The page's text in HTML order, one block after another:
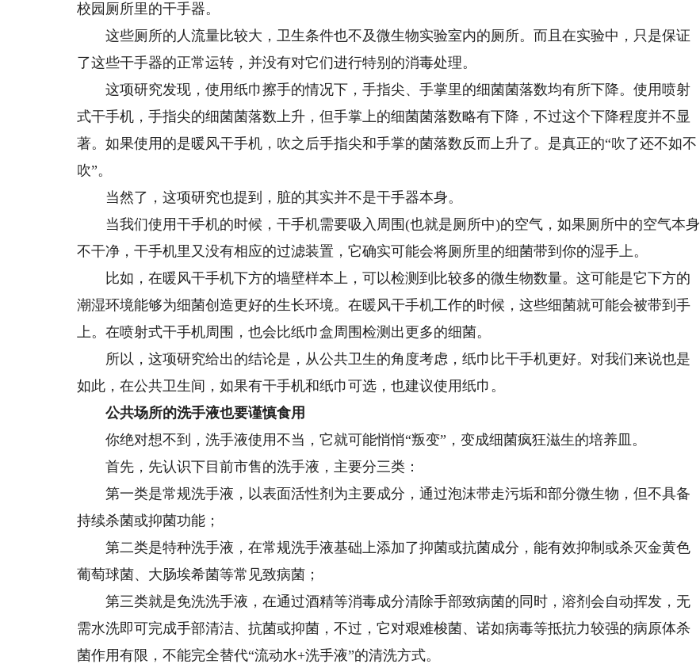
校园厕所里的干手器。
这些厕所的人流量比较大，卫生条件也不及微生物实验室内的厕所。而且在实验中，只是保证
了这些干手器的正常运转，并没有对它们进行特别的消毒处理。
这项研究发现，使用纸巾擦手的情况下，手指尖、手掌里的细菌菌落数均有所下降。使用喷射
式干手机，手指尖的细菌菌落数上升，但手掌上的细菌菌落数略有下降，不过这个下降程度并不显
著。如果使用的是暖风干手机，吹之后手指尖和手掌的菌落数反而上升了。是真正的“吹了还不如不
吹”。
当然了，这项研究也提到，脏的其实并不是干手器本身。
当我们使用干手机的时候，干手机需要吸入周围(也就是厕所中)的空气，如果厕所中的空气本身
不干净，干手机里又没有相应的过滤装置，它确实可能会将厕所里的细菌带到你的湿手上。
比如，在暖风干手机下方的墙壁样本上，可以检测到比较多的微生物数量。这可能是它下方的
潮湿环境能够为细菌创造更好的生长环境。在暖风干手机工作的时候，这些细菌就可能会被带到手
上。在喷射式干手机周围，也会比纸巾盒周围检测出更多的细菌。
所以，这项研究给出的结论是，从公共卫生的角度考虑，纸巾比干手机更好。对我们来说也是
如此，在公共卫生间，如果有干手机和纸巾可选，也建议使用纸巾。
公共场所的洗手液也要谨慎食用
你绝对想不到，洗手液使用不当，它就可能悄悄“叛变”，变成细菌疯狂滋生的培养皿。
首先，先认识下目前市售的洗手液，主要分三类：
第一类是常规洗手液，以表面活性剂为主要成分，通过泡沫带走污垢和部分微生物，但不具备
持续杀菌或抑菌功能；
第二类是特种洗手液，在常规洗手液基础上添加了抑菌或抗菌成分，能有效抑制或杀灭金黄色
葡萄球菌、大肠埃希菌等常见致病菌；
第三类就是免洗洗手液，在通过酒精等消毒成分清除手部致病菌的同时，溶剂会自动挥发，无
需水洗即可完成手部清洁、抗菌或抑菌，不过，它对艰难梭菌、诺如病毒等抵抗力较强的病原体杀
菌作用有限，不能完全替代“流动水+洗手液”的清洗方式。